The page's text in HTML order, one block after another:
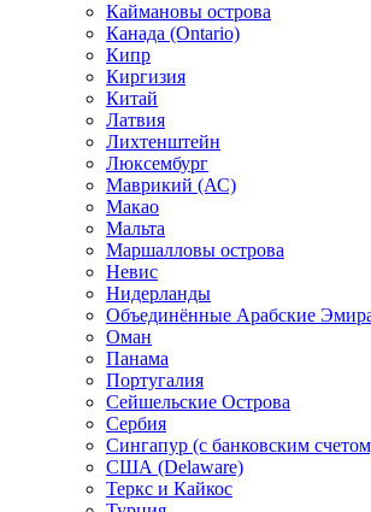
Каймановы острова
Канада (Ontario)
Кипр
Киргизия
Китай
Латвия
Лихтенштейн
Люксембург
Маврикий (АС)
Макао
Мальта
Маршалловы острова
Нeвис
Нидерланды
Объединённые Арабские
Оман
Панама
Португалия
Сейшельские Острова
Сербия
Сингапур (c банковским
США (Delaware)
Теркс и Кайкос